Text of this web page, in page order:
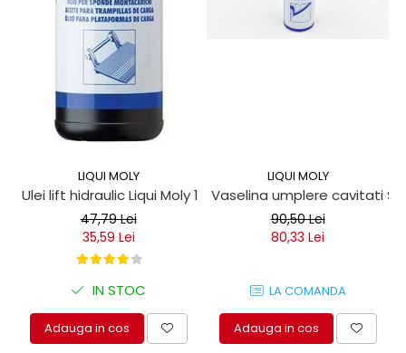
LIQUI MOLY
Ulei lift hidraulic Liqui Moly 1 litru
47,79 Lei
35,59 Lei
IN STOC
Adauga in cos
LIQUI MOLY
Vaselina umplere cavitati
90,50 Lei
80,33 Lei
LA COMANDA
Adauga in cos